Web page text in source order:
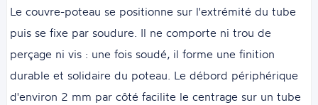
Le couvre-poteau se positionne sur l'extrémité du tube
puis se fixe par soudure. Il ne comporte ni trou de
perçage ni vis : une fois soudé, il forme une finition
durable et solidaire du poteau. Le débord périphérique
d'environ 2 mm par côté facilite le centrage sur un tube